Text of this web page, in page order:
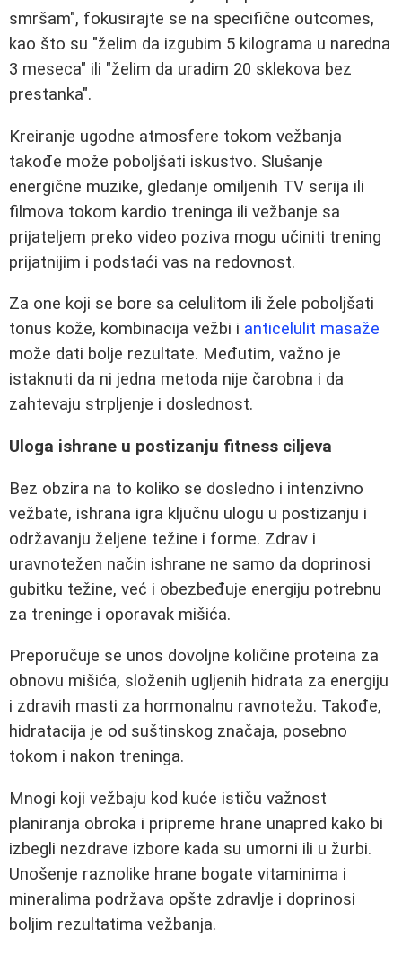
smršam", fokusirajte se na specifične outcomes,
kao što su "želim da izgubim 5 kilograma u naredna
3 meseca" ili "želim da uradim 20 sklekova bez
prestanka".
Kreiranje ugodne atmosfere tokom vežbanja
takođe može poboljšati iskustvo. Slušanje
energične muzike, gledanje omiljenih TV serija ili
filmova tokom kardio treninga ili vežbanje sa
prijateljem preko video poziva mogu učiniti trening
prijatnijim i podstaći vas na redovnost.
Za one koji se bore sa celulitom ili žele poboljšati
tonus kože, kombinacija vežbi i anticelulit masaže
može dati bolje rezultate. Međutim, važno je
istaknuti da ni jedna metoda nije čarobna i da
zahtevaju strpljenje i doslednost.
Uloga ishrane u postizanju fitness ciljeva
Bez obzira na to koliko se dosledno i intenzivno
vežbate, ishrana igra ključnu ulogu u postizanju i
održavanju željene težine i forme. Zdrav i
uravnotežen način ishrane ne samo da doprinosi
gubitku težine, već i obezbeđuje energiju potrebnu
za treninge i oporavak mišića.
Preporučuje se unos dovoljne količine proteina za
obnovu mišića, složenih ugljenih hidrata za energiju
i zdravih masti za hormonalnu ravnotežu. Takođe,
hidratacija je od suštinskog značaja, posebno
tokom i nakon treninga.
Mnogi koji vežbaju kod kuće ističu važnost
planiranja obroka i pripreme hrane unapred kako bi
izbegli nezdrave izbore kada su umorni ili u žurbi.
Unošenje raznolike hrane bogate vitaminima i
mineralima podržava opšte zdravlje i doprinosi
boljim rezultatima vežbanja.